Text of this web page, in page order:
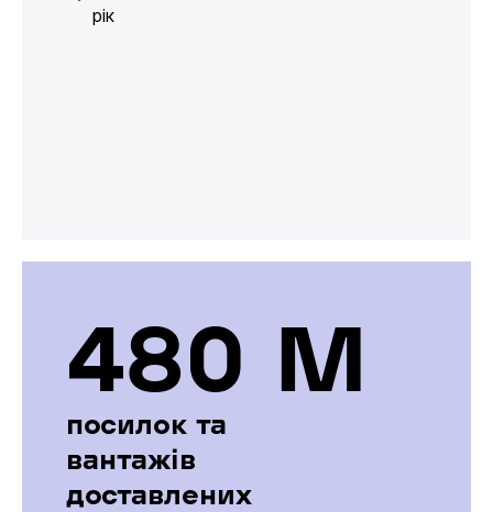
рік
480 М
посилок та
вантажів
доставлених